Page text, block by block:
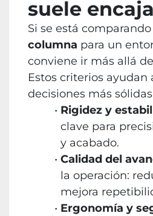
suele
Si se está
columna para un
conviene ir más allá
Estos criterios ayudan
decisiones más
Rigidez y
clave para
y acabado.
Calidad del
la operación:
mejora
Ergonomía y